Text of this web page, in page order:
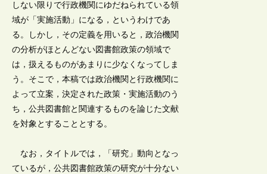
しない限りで行政機関にゆだねられている領
域が「実施活動」になる，というわけであ
る。しかし，その定義を用いると，政治機関
の分析がほとんどない図書館政策の領域で
は，扱えるものがあまりに少なくなってしま
う。そこで，本稿では政治機関と行政機関に
よって立案，決定された政策・実施活動のう
ち，公共図書館と関連するものを論じた文献
を対象とすることとする。
なお，タイトルでは，「研究」動向となっ
ているが，公共図書館政策の研究が十分ない